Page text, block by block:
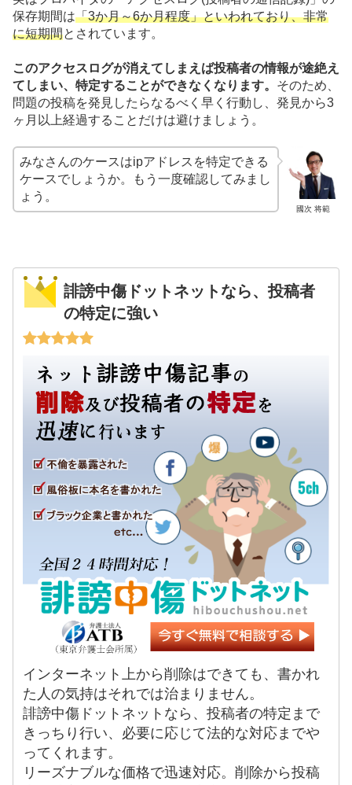
保存期間は「3か月～6か月程度」といわれており、非常
に短期間とされています。
このアクセスログが消えてしまえば投稿者の情報が途絶え
てしまい、特定することができなくなります。 そのため、
問題の投稿を発見したらなるべく早く行動し、発見から3
ヶ月以上経過することだけは避けましょう。
國次 将範
みなさんのケースはipアドレスを特定できる
ケースでしょうか。もう一度確認してみまし
ょう。
誹謗中傷ドットネットなら、投稿者
の特定に強い
インターネット上から削除はできても、書かれ
た人の気持はそれでは治まりません。
誹謗中傷ドットネットなら、投稿者の特定まで
きっちり行い、必要に応じて法的な対応までや
ってくれます。
リーズナブルな価格で迅速対応。削除から投稿